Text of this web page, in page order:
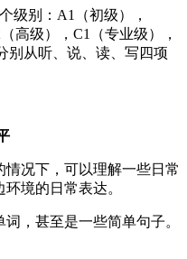
级别：A1（初级），
高级），C1（专业级），
别从听、说、读、写四项
况下，可以理解一些日常
境的日常表达。
，甚至是一些简单句子。